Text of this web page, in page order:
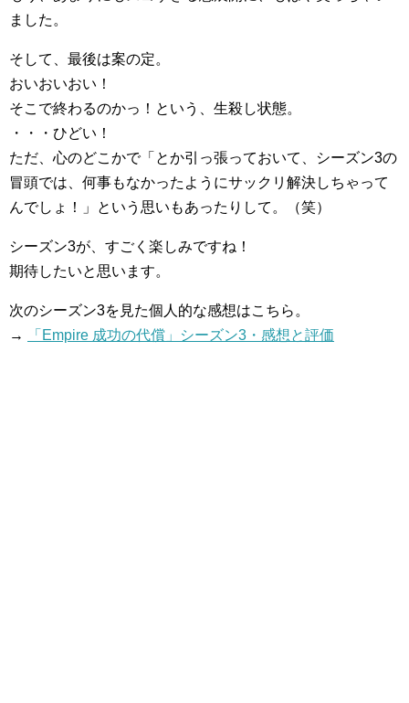
ました。
そして、最後は案の定。
おいおいおい！
そこで終わるのかっ！という、生殺し状態。
・・・ひどい！
ただ、心のどこかで「とか引っ張っておいて、シーズン3の
冒頭では、何事もなかったようにサックリ解決しちゃって
んでしょ！」という思いもあったりして。（笑）
シーズン3が、すごく楽しみですね！
期待したいと思います。
次のシーズン3を見た個人的な感想はこちら。
→
「Empire 成功の代償」シーズン3・感想と評価